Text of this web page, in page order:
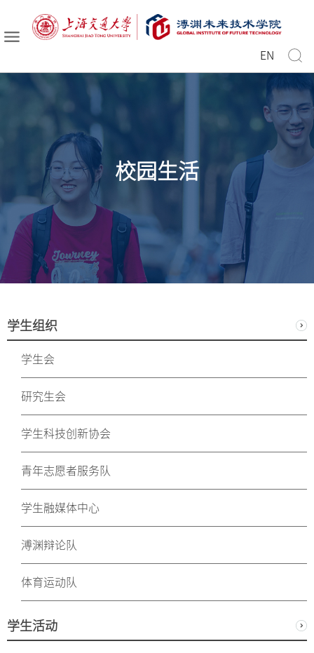
EN
校园生活
学生组织
学生会
研究生会
学生科技创新协会
青年志愿者服务队
学生融媒体中心
溥渊辩论队
体育运动队
学生活动